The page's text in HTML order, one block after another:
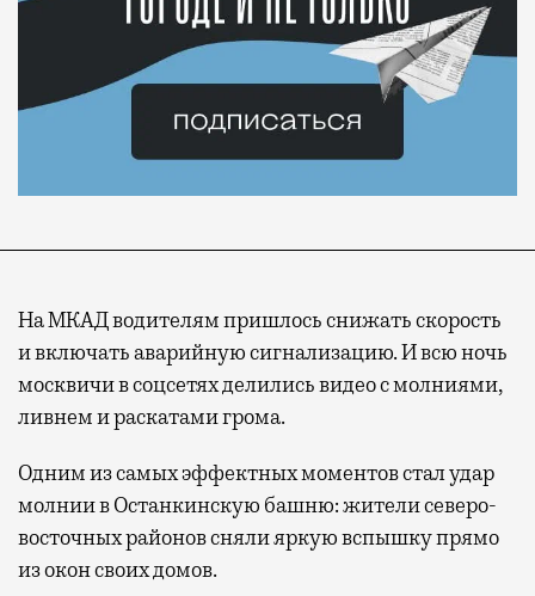
На МКАД водителям пришлось снижать скорость
и включать аварийную сигнализацию. И всю ночь
москвичи в соцсетях делились видео с молниями,
ливнем и раскатами грома.
Одним из самых эффектных моментов стал удар
молнии в Останкинскую башню: жители северо-
восточных районов сняли яркую вспышку прямо
из окон своих домов.